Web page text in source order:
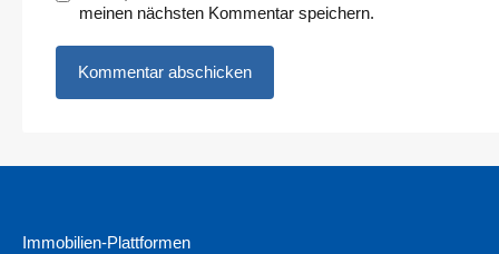
meinen nächsten Kommentar speichern.
Immobilien-Plattformen